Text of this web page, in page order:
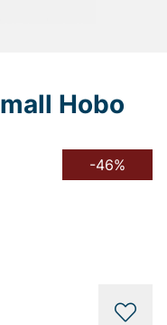
Hobo
-46%